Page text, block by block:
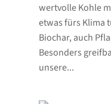
wertvolle Kohle
etwas fürs Klima
Biochar, auch
Besonders
unsere...